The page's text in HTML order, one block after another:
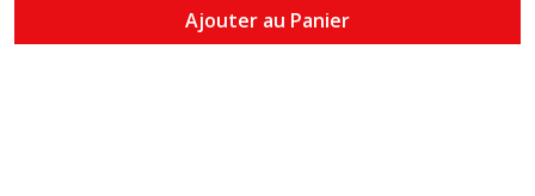
Ajouter au Panier